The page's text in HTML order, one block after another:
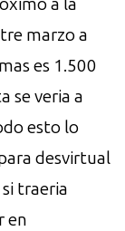
marzo a
es 1.500
se veria a
esto lo
desvirtual
traeria
en